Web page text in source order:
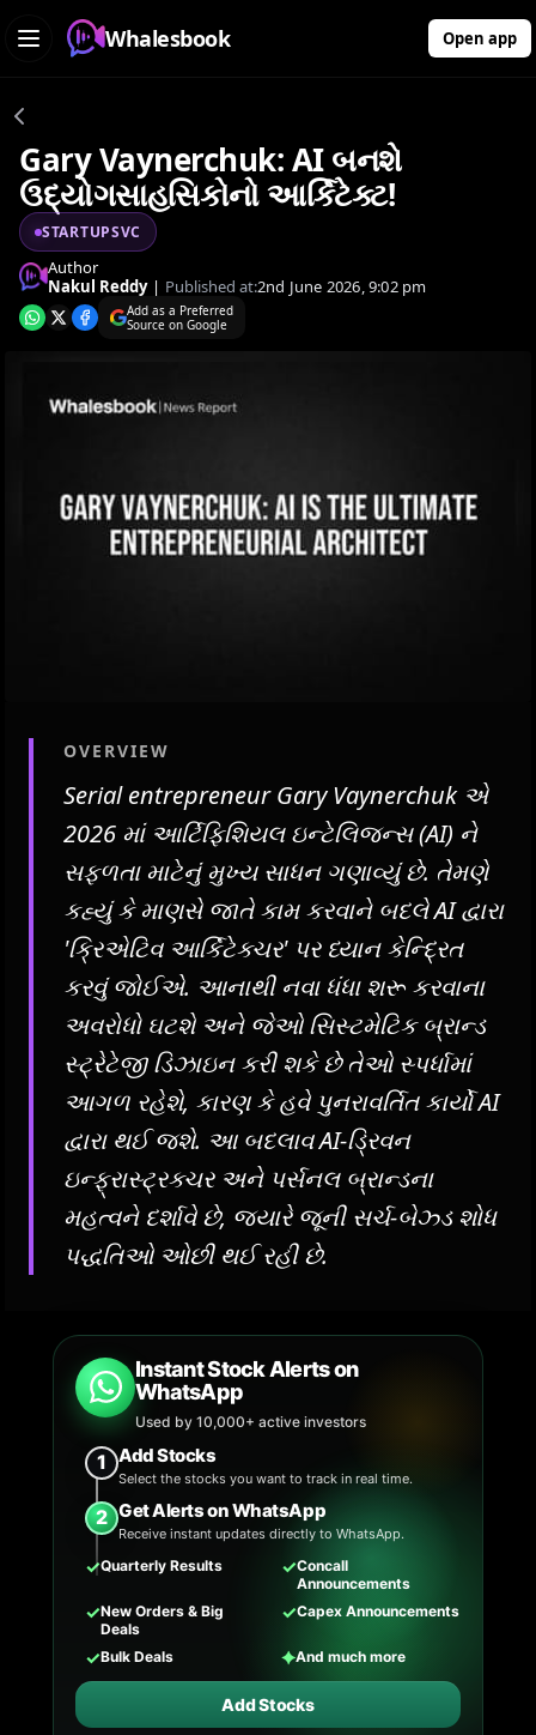
Whalesbook Open app
Gary Vaynerchuk: AI બનશે
ઉદ્યોગસાહસિકોનો આર્કિટેક્ટ!
STARTUPSVC
Author
Nakul Reddy | Published at:2nd June 2026, 9:02 pm
Add as a Preferred
Source on Google
OVERVIEW
Serial entrepreneur Gary Vaynerchuk એ
2026 માં આર્ટિફિશિયલ ઇન્ટેલિજન્સ (AI) ને
સફળતા માટેનું મુખ્ય સાધન ગણાવ્યું છે. તેમણે
કહ્યું કે માણસે જાતે કામ કરવાને બદલે AI દ્વારા
'ક્રિએટિવ આર્કિટેક્ચર' પર ધ્યાન કેન્દ્રિત
કરવું જોઈએ. આનાથી નવા ધંધા શરૂ કરવાના
અવરોધો ઘટશે અને જેઓ સિસ્ટમેટિક બ્રાન્ડ
સ્ટ્રેટેજી ડિઝાઇન કરી શકે છે તેઓ સ્પર્ધામાં
આગળ રહેશે, કારણ કે હવે પુનરાવર્તિત કાર્યો AI
દ્વારા થઈ જશે. આ બદલાવ AI-ડ્રિવન
ઇન્ફ્રાસ્ટ્રક્ચર અને પર્સનલ બ્રાન્ડના
મહત્વને દર્શાવે છે, જ્યારે જૂની સર્ચ-બેઝ્ડ શોધ
પદ્ધતિઓ ઓછી થઈ રહી છે.
Instant Stock Alerts on
WhatsApp
Used by 10,000+ active investors
1 Add Stocks
Select the stocks you want to track in real time.
2 Get Alerts on WhatsApp
Receive instant updates directly to WhatsApp.
✓Quarterly Results ✓Concall
Announcements
✓New Orders & Big
Deals
✓Capex Announcements
✓Bulk Deals ✦And much more
Add Stocks